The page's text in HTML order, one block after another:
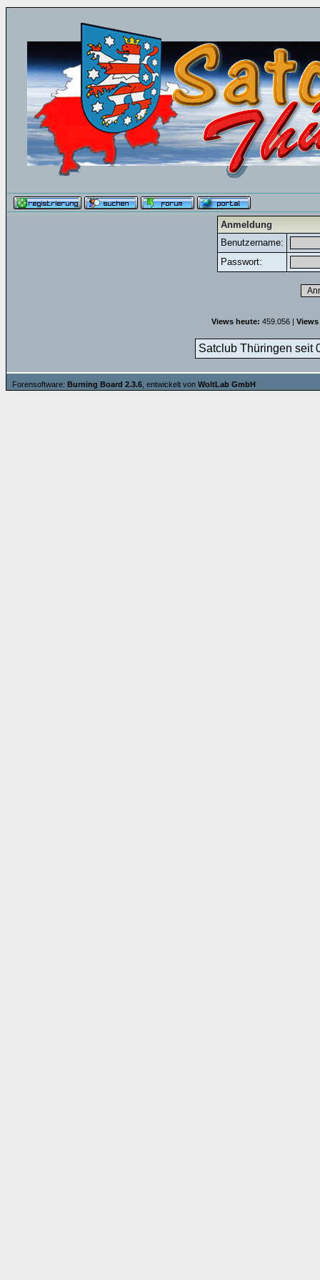
Anmeldung
Benutzername:
Passwort:
Views heute: 459.056 |
Satclub Thüringen seit
Forensoftware: Burning Board 2.3.6 , entwickelt von WoltLab GmbH